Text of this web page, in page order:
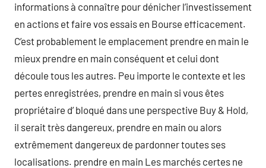
informations à connaître pour dénicher l’investissement
en actions et faire vos essais en Bourse efficacement.
C’est probablement le emplacement prendre en main le
mieux prendre en main conséquent et celui dont
découle tous les autres. Peu importe le contexte et les
pertes enregistrées, prendre en main si vous êtes
propriétaire d’ bloqué dans une perspective Buy & Hold,
il serait très dangereux, prendre en main ou alors
extrêmement dangereux de pardonner toutes ses
localisations. prendre en main Les marchés certes ne